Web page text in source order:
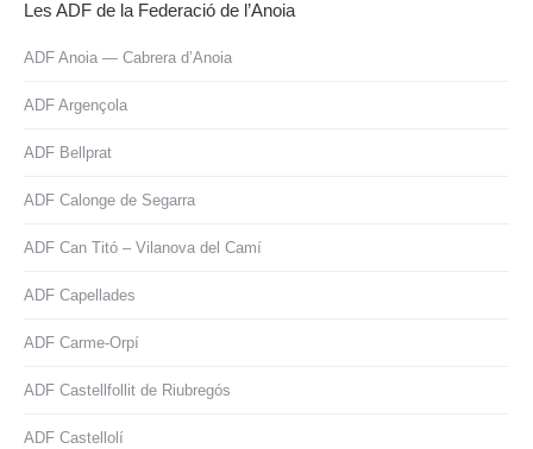
Les ADF de la Federació de l’Anoia
ADF Anoia — Cabrera d’Anoia
ADF Argençola
ADF Bellprat
ADF Calonge de Segarra
ADF Can Titó – Vilanova del Camí
ADF Capellades
ADF Carme-Orpí
ADF Castellfollit de Riubregós
ADF Castellolí